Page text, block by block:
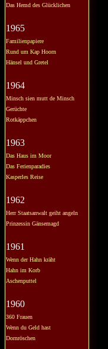
Das Hemd des Glücklichen
1965
Familienpapiere
Rund um Kap Hoorn
Hänsel und Gretel
1964
Minsch sien mutt de Minsch
Gerüchte
Rotkäppchen
1963
Das Haus im Moor
Das Ferienparadies
Kasperles Reise
1962
Herr Staatsanwalt geiht angeln
Prinzessin Gänsemagd
1961
Wenn der Hahn kräht
Hahn im Korb
Aschenputtel
1960
360 Frauen
Wenn du Geld hast
Dornröschen